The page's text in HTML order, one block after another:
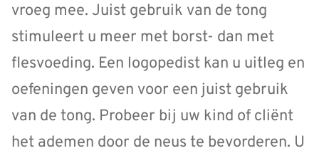
vroeg mee. Juist gebruik van de tong
stimuleert u meer met borst- dan met
flesvoeding. Een logopedist kan u uitleg en
oefeningen geven voor een juist gebruik
van de tong. Probeer bij uw kind of cliënt
het ademen door de neus te bevorderen. U